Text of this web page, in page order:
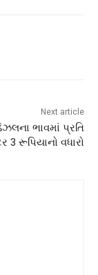
Next article
ભાવમાં પ્રતિ
3 રૂપિયાનો વધારો